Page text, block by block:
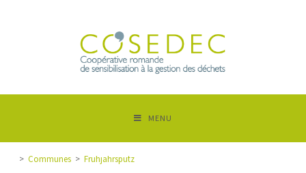
MENU
> Communes > Frühjahrsputz